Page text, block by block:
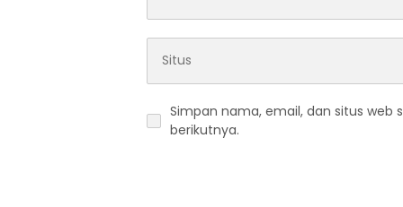
Simpan nama, email, dan situs
berikutnya.